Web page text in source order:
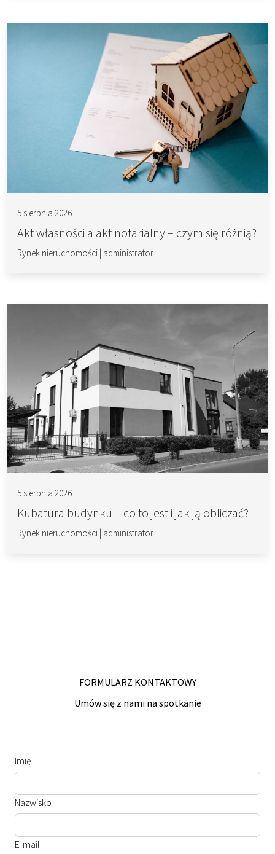
5 sierpnia 2026
Akt własności a akt notarialny – czym się różnią?
Rynek nieruchomości| administrator
5 sierpnia 2026
Kubatura budynku – co to jest i jak ją obliczać?
Rynek nieruchomości| administrator
FORMULARZ KONTAKTOWY
Umów się z nami na spotkanie
Imię
Nazwisko
E-mail